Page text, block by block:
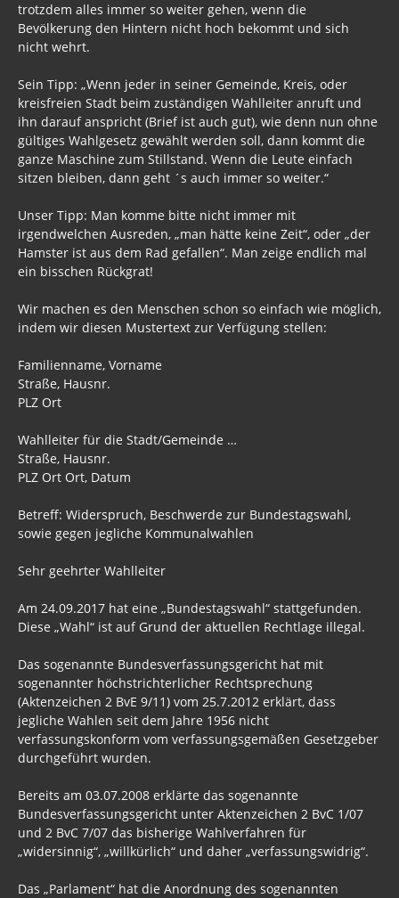
Kulturrevolution
China Lake
Freimaurer Bücher
google
Trump, Putin, Xi und die Fliehkräfte
Tod der Tartarie
Wikileaks Daten
BRD / Deutschland
Archiv Stöverstuuv 2017, 2016, 2015
Grundlagen
Verfassunggebende Versammlung
Kriege
Keshe
Wissenschaft
Abmahnungen / Behördenschreiben
INFORMATIONEN ZUM PRÜFEN
Schleswig-Holstein
trotzdem alles immer so weiter gehen, wenn die
Bevölkerung den Hintern nicht hoch bekommt und sich
nicht wehrt.
Sein Tipp: „Wenn jeder in seiner Gemeinde, Kreis, oder
kreisfreien Stadt beim zuständigen Wahlleiter anruft und
ihn darauf anspricht (Brief ist auch gut), wie denn nun ohne
gültiges Wahlgesetz gewählt werden soll, dann kommt die
ganze Maschine zum Stillstand. Wenn die Leute einfach
sitzen bleiben, dann geht ´s auch immer so weiter.“
Unser Tipp: Man komme bitte nicht immer mit
irgendwelchen Ausreden, „man hätte keine Zeit“, oder „der
Hamster ist aus dem Rad gefallen“. Man zeige endlich mal
ein bisschen Rückgrat!
Wir machen es den Menschen schon so einfach wie möglich,
indem wir diesen Mustertext zur Verfügung stellen:
Familienname, Vorname
Straße, Hausnr.
PLZ Ort
Wahlleiter für die Stadt/Gemeinde …
Straße, Hausnr.
PLZ Ort Ort, Datum
Betreff: Widerspruch, Beschwerde zur Bundestagswahl,
sowie gegen jegliche Kommunalwahlen
Sehr geehrter Wahlleiter
Am 24.09.2017 hat eine „Bundestagswahl“ stattgefunden.
Diese „Wahl“ ist auf Grund der aktuellen Rechtlage illegal.
Das sogenannte Bundesverfassungsgericht hat mit
sogenannter höchstrichterlicher Rechtsprechung
(Aktenzeichen 2 BvE 9/11) vom 25.7.2012 erklärt, dass
jegliche Wahlen seit dem Jahre 1956 nicht
verfassungskonform vom verfassungsgemäßen Gesetzgeber
durchgeführt wurden.
Bereits am 03.07.2008 erklärte das sogenannte
Bundesverfassungsgericht unter Aktenzeichen 2 BvC 1/07
und 2 BvC 7/07 das bisherige Wahlverfahren für
„widersinnig“, „willkürlich“ und daher „verfassungswidrig“.
Das „Parlament“ hat die Anordnung des sogenannten